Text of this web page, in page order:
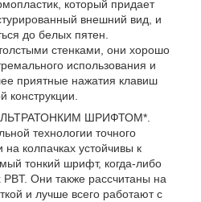
который придает
внешний вид, и
до белых пятен.
стенками, они хорошо
использования и
приятные нажатия клавиш
конструкции.
ШРИФТОМ*.
технологии точного
колпачках устойчивы к
тонкий шрифт, когда-либо
Они также рассчитаны на
и лучше всего работают с